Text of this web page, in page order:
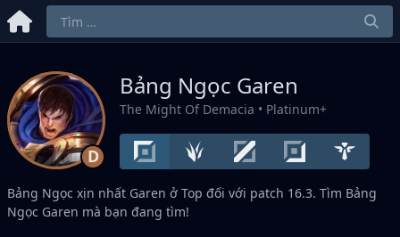
D
Bảng Ngọc Garen
The Might Of Demacia • Platinum+
Bảng Ngọc xịn nhất Garen ở Top đối với patch 16.3. Tìm Bảng
Ngọc Garen mà bạn đang tìm!